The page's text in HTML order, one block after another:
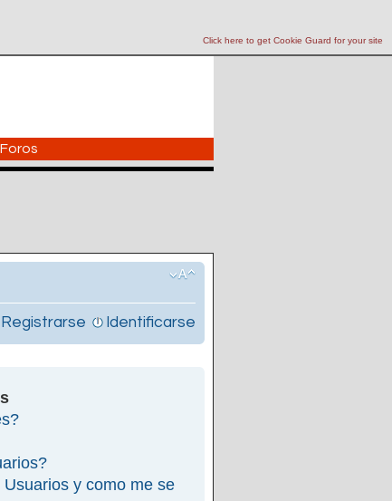
Click here to get Cookie Guard for your site
Foros
Registrarse Identificarse
y como me se